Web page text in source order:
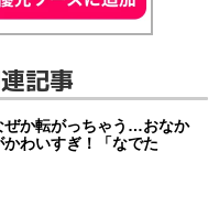
記事
ぜか転がっちゃう…おなか
わいすぎ！「なでた